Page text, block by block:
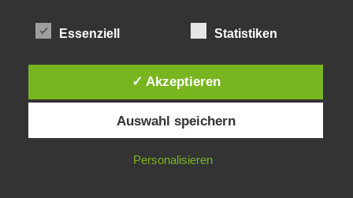
Düsseldorf.Wir reichen die IP-Adressen an die Behörden weiter.
Thomas Bath, ich bestätige, dass ich Online-Finanzierung von 12
Milliarden Euro von der Privatbank HSBC Deutschland, durch einen
Schweizer Finanzmittler, für den Bau eines Wohnimmobilien,
Diese Website verwendet Cookies. Durch die weitere Nutzung dieser
Website stimmst du der Verwendung von Cookies zu.
IN ORDNUNG
Essenziell Statistiken
✓ Akzeptieren
Auswahl speichern
Personalisieren